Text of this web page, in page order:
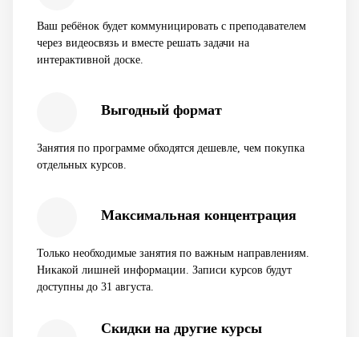
Ваш ребёнок будет коммуницировать с преподавателем
через видеосвязь и вместе решать задачи на
интерактивной доске.
Выгодный формат
Занятия по программе обходятся дешевле, чем покупка
отдельных курсов.
Максимальная концентрация
Только необходимые занятия по важным направлениям.
Никакой лишней информации. Записи курсов будут
доступны до 31 августа.
Скидки на другие курсы